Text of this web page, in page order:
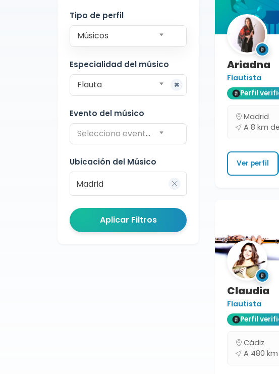
Tipo de perfil
Músicos
Especialidad del músico
Flauta
Evento del músico
Selecciona evento del músico
Ubicación del Músico
Aplicar Filtros
Ariadna
Flautista
Perfil
Madrid
A 8 km
Ver perfil
Claudia
Flautista
Perfil
Cádiz
A 480